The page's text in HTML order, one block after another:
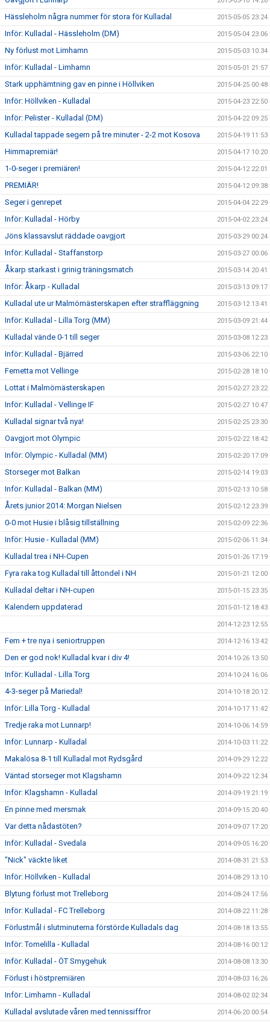
Hässleholm några nummer för stora för Kulladal 2015-05-05 23:24
Inför: Kulladal - Hässleholm (DM) 2015-05-04 23:06
Ny förlust mot Limhamn 2015-05-03 10:34
Inför: Kulladal - Limhamn 2015-05-01 21:57
Stark upphämtning gav en pinne i Höllviken 2015-04-25 00:48
Inför: Höllviken - Kulladal 2015-04-23 22:50
Inför: Pelister - Kulladal (DM) 2015-04-22 09:25
Kulladal tappade segern på tre minuter - 2-2 mot Kosova 2015-04-19 11:53
Himmapremiär! 2015-04-17 10:20
1-0-seger i premiären! 2015-04-12 22:01
PREMIÄR! 2015-04-12 09:38
Seger i genrepet 2015-04-04 22:29
Inför: Kulladal - Hörby 2015-04-02 23:24
Jöns klassavslut räddade oavgjort 2015-03-29 00:24
Inför: Kulladal - Staffanstorp 2015-03-27 00:06
Åkarp starkast i grinig träningsmatch 2015-03-14 20:41
Inför: Åkarp - Kulladal 2015-03-13 09:17
Kulladal ute ur Malmömästerskapen efter straffläggning 2015-03-12 13:41
Inför: Kulladal - Lilla Torg (MM) 2015-03-09 21:44
Kulladal vände 0-1 till seger 2015-03-08 12:23
Inför: Kulladal - Bjärred 2015-03-06 22:10
Femetta mot Vellinge 2015-02-28 18:10
Lottat i Malmömästerskapen 2015-02-27 23:22
Inför: Kulladal - Vellinge IF 2015-02-27 10:47
Kulladal signar två nya! 2015-02-25 23:30
Oavgjort mot Olympic 2015-02-22 18:42
Inför: Olympic - Kulladal (MM) 2015-02-20 17:09
Storseger mot Balkan 2015-02-14 19:03
Inför: Kulladal - Balkan (MM) 2015-02-13 10:58
Årets junior 2014: Morgan Nielsen 2015-02-12 23:39
0-0 mot Husie i blåsig tillställning 2015-02-09 22:36
Inför: Husie - Kulladal (MM) 2015-02-06 11:34
Kulladal trea i NH-Cupen 2015-01-26 17:19
Fyra raka tog Kulladal till åttondel i NH 2015-01-21 12:00
Kulladal deltar i NH-cupen 2015-01-15 23:35
Kalendern uppdaterad 2015-01-12 18:43
2014-12-23 12:55
Fem + tre nya i seniortruppen 2014-12-16 13:42
Den er god nok! Kulladal kvar i div 4! 2014-10-26 13:50
Inför: Kulladal - Lilla Torg 2014-10-24 16:06
4-3-seger på Mariedal! 2014-10-18 20:12
Inför: Lilla Torg - Kulladal 2014-10-17 11:42
Tredje raka mot Lunnarp! 2014-10-06 14:59
Inför: Lunnarp - Kulladal 2014-10-03 11:22
Makalösa 8-1 till Kulladal mot Rydsgård 2014-09-29 12:22
Väntad storseger mot Klagshamn 2014-09-22 12:34
Inför: Klagshamn - Kulladal 2014-09-19 21:19
En pinne med mersmak 2014-09-15 20:40
Var detta nådastöten? 2014-09-07 17:20
Inför: Kulladal - Svedala 2014-09-05 16:20
"Nick" väckte liket 2014-08-31 21:53
Inför: Höllviken - Kulladal 2014-08-29 13:10
Blytung förlust mot Trelleborg 2014-08-24 17:56
Inför: Kulladal - FC Trelleborg 2014-08-22 11:28
Förlustmål i slutminuterna förstörde Kulladals dag 2014-08-18 13:55
Inför: Tomelilla - Kulladal 2014-08-16 00:12
Inför: Kulladal - ÖT Smygehuk 2014-08-08 13:30
Förlust i höstpremiären 2014-08-03 16:26
Inför: Limhamn - Kulladal 2014-08-02 02:34
Kulladal avslutade våren med tennissiffror 2014-06-20 00:54